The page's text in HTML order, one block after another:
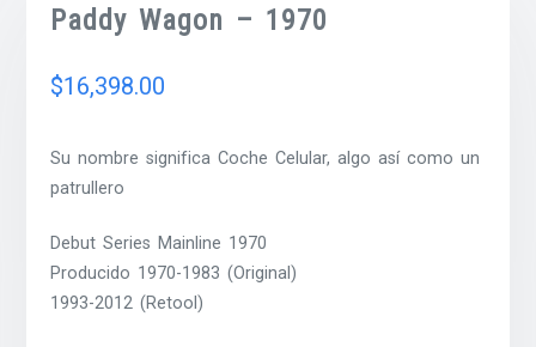
Paddy Wagon – 1970
$16,398.00
Su nombre significa Coche Celular, algo así como un
patrullero
Debut Series Mainline 1970
Producido 1970-1983 (Original)
1993-2012 (Retool)